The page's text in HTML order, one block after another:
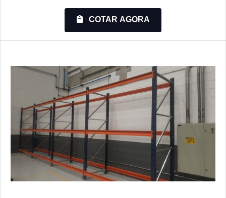
SOBRE PORTA PALLETQuem quer achar porta pallet em
uma empresa comprometida com seus serviços, descobre a
Montiaço Estruturas. A empresa trabalha com porta-paletes
COTAR AGORA